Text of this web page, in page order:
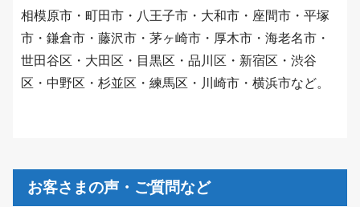
相模原市・町田市・八王子市・大和市・座間市・平塚
市・鎌倉市・藤沢市・茅ヶ崎市・厚木市・海老名市・
世田谷区・大田区・目黒区・品川区・新宿区・渋谷
区・中野区・杉並区・練馬区・川崎市・横浜市など。
お客さまの声・ご質問など